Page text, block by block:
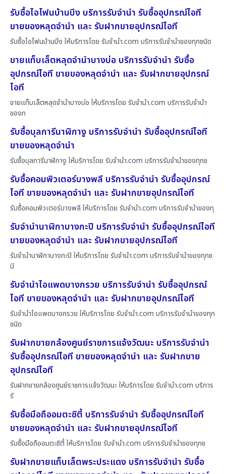
รับซื้อไอโฟนบ้านบึง บริการรับจำนำ รับซื้ออุปกรณ์ไอที
ขายของหลุดจำนำ และ รับฝากขายอุปกรณ์ไอที
รับซื้อไอโฟนบ้านบึง ให้บริการโดย รับจํานํา.com บริการรับจำนำของทุกชนิด
ขายแท็บเล็ตหลุดจำนำบางบ่อ บริการรับจำนำ รับซื้อ
อุปกรณ์ไอที ขายของหลุดจำนำ และ รับฝากขายอุปกรณ์
ไอที
ขายแท็บเล็ตหลุดจำนำบางบ่อ ให้บริการโดย รับจํานํา.com บริการรับจำนำ
ของท
รับซื้อบุลการีนาฬิกางู บริการรับจำนำ รับซื้ออุปกรณ์ไอที
ขายของหลุดจำนำ
รับซื้อบุลการีนาฬิกางู ให้บริการโดย รับจํานํา.com บริการรับจำนำของทุกช
รับซื้อคอมพิวเตอร์บางพลี บริการรับจำนำ รับซื้ออุปกรณ์
ไอที ขายของหลุดจำนำ และ รับฝากขายอุปกรณ์ไอที
รับซื้อคอมพิวเตอร์บางพลี ให้บริการโดย รับจํานํา.com บริการรับจำนำของทุ
รับจำนำนาฬิกาบางกะปิ บริการรับจำนำ รับซื้ออุปกรณ์ไอที
ขายของหลุดจำนำ และ รับฝากขายอุปกรณ์ไอที
รับจำนำนาฬิกาบางกะปิ ให้บริการโดย รับจํานํา.com บริการรับจำนำของทุกช
นิ
รับจำนำไอแพดบางกรวย บริการรับจำนำ รับซื้ออุปกรณ์
ไอที ขายของหลุดจำนำ และ รับฝากขายอุปกรณ์ไอที
รับจำนำไอแพดบางกรวย ให้บริการโดย รับจํานํา.com บริการรับจำนำของทุก
ชนิด
รับฝากขายกล้องศูนย์ราชการแจ้งวัฒนะ บริการรับจำนำ
รับซื้ออุปกรณ์ไอที ขายของหลุดจำนำ และ รับฝากขาย
อุปกรณ์ไอที
รับฝากขายกล้องศูนย์ราชการแจ้งวัฒนะ ให้บริการโดย รับจํานํา.com บริการ
รั
รับซื้อมือถืออมตะซิตี้ บริการรับจำนำ รับซื้ออุปกรณ์ไอที
ขายของหลุดจำนำ และ รับฝากขายอุปกรณ์ไอที
รับซื้อมือถืออมตะซิตี้ ให้บริการโดย รับจํานํา.com บริการรับจำนำของทุกช
รับฝากขายแท็บเล็ตพระประแดง บริการรับจำนำ รับซื้อ